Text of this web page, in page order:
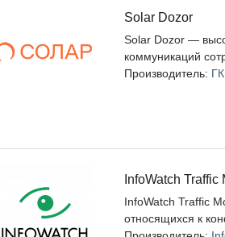
параметрам системы защиты от утечек
Solar Dozor
Solar Dozor —
коммуникаций
Производитель:
InfoWatch Traffic
InfoWatch Traffic
относящихся к